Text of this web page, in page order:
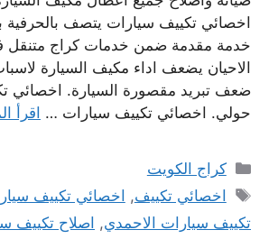
اخصائي تكييف سيارات يتصف بالحرفية
خدمة مقدمة ضمن خدمات كراج متنقل
الاحيان يضعف اداء مكيف السيارة
ضعف تبريد مقصورة السيارة. اخصائي
حولي. اخصائي تكييف سيارات … اقرأ
التصنيفات
كراج الكويت
الوسوم
اخصائي تكييف, اخصائي تكييف
تكييف سيارات الاحمدي, اصلاح تكييف